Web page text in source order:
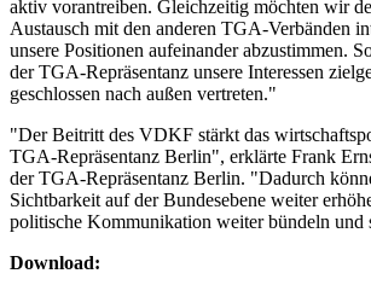
aktiv vorantreiben. Gleichzeitig möchten wir
Austausch mit den anderen TGA-Verbänden
unsere Positionen aufeinander abzustimmen.
der TGA-Repräsentanz unsere Interessen
geschlossen nach außen vertreten."
"Der Beitritt des VDKF stärkt das
TGA-Repräsentanz Berlin", erklärte Frank
der TGA-Repräsentanz Berlin. "Dadurch
Sichtbarkeit auf der Bundesebene weiter
politische Kommunikation weiter bündeln und
Download: